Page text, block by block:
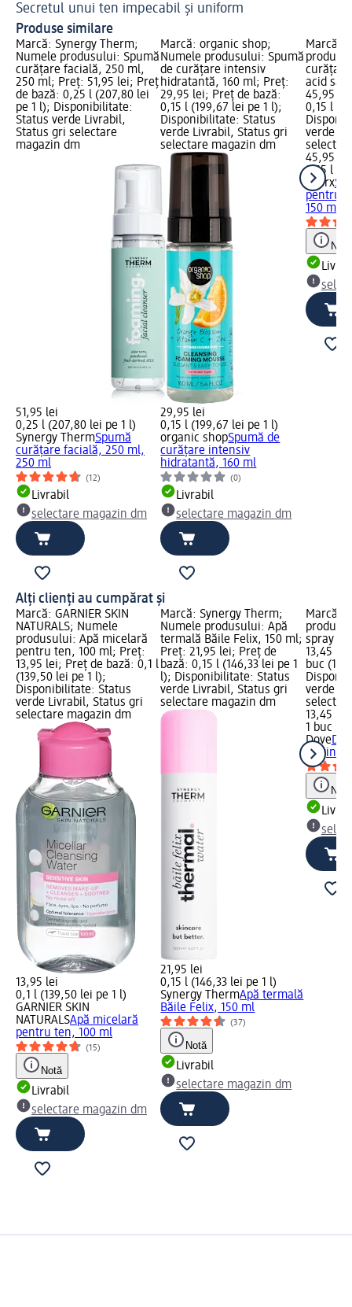
Secretul unui ten impecabil și uniform
Produse similare
Marcă: Synergy Therm;
Numele produsului: Spumă
curățare facială, 250 ml,
250 ml; Preț: 51,95 lei; Preț
de bază: 0,25 l (207,80 lei
pe 1 l); Disponibilitate:
Status verde Livrabil,
Status gri selectare
magazin dm
51,95 lei
0,25 l (207,80 lei pe 1 l)
Synergy ThermSpumă
curățare facială, 250 ml,
250 ml
(12)
Livrabil
selectare magazin dm
Marcă: organic shop;
Numele produsului: Spumă
de curățare intensiv
hidratantă, 160 ml; Preț:
29,95 lei; Preț de bază:
0,15 l (199,67 lei pe 1 l);
Disponibilitate: Status
verde Livrabil, Status gri
selectare magazin dm
29,95 lei
0,15 l (199,67 lei pe 1 l)
organic shopSpumă de
curățare intensiv
hidratantă, 160 ml
(0)
Livrabil
selectare magazin dm
Marcă:
acid
45,95
0,15 l
verde
45,95 lei
0,15 l
Cosrx
pentru
150 ml
Notă
Alți clienți au cumpărat și
Marcă: GARNIER SKIN
NATURALS; Numele
produsului: Apă micelară
pentru ten, 100 ml; Preț:
13,95 lei; Preț de bază: 0,1 l
(139,50 lei pe 1 l);
Disponibilitate: Status
verde Livrabil, Status gri
selectare magazin dm
13,95 lei
0,1 l (139,50 lei pe 1 l)
GARNIER SKIN
NATURALSApă micelară
pentru ten, 100 ml
(15)
Notă
Livrabil
selectare magazin dm
Marcă: Synergy Therm;
Numele produsului: Apă
termală Băile Felix, 150 ml;
Preț: 21,95 lei; Preț de
bază: 0,15 l (146,33 lei pe 1
l); Disponibilitate: Status
verde Livrabil, Status gri
selectare magazin dm
21,95 lei
0,15 l (146,33 lei pe 1 l)
Synergy ThermApă termală
Băile Felix, 150 ml
(37)
Notă
Livrabil
selectare magazin dm
Marcă:
spray
13,45
buc
verde
13,45 lei
1 buc
Dove
Notă